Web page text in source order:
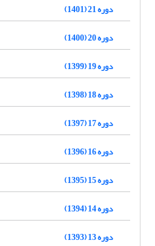
دوره 21 (1401)
دوره 20 (1400)
دوره 19 (1399)
دوره 18 (1398)
دوره 17 (1397)
دوره 16 (1396)
دوره 15 (1395)
دوره 14 (1394)
دوره 13 (1393)